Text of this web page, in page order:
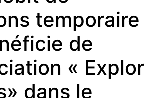
temporaire
de
« Explor
dans le